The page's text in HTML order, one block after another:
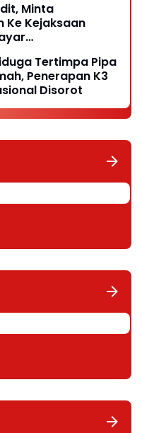
Minta
Ke Kejaksaan
Tertimpa Pipa
Penerapan K3
Disorot